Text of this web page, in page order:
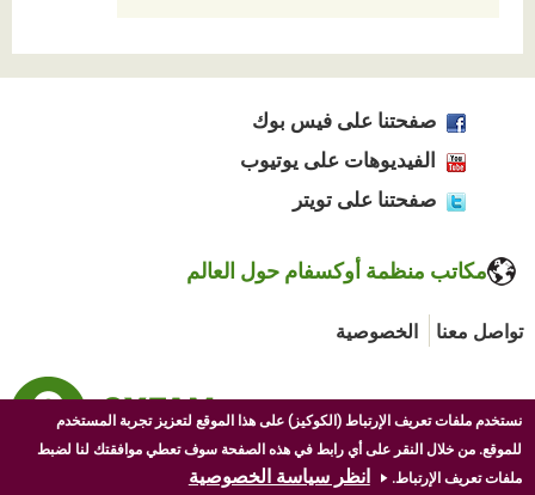
صفحتنا على فيس بوك
الفيديوهات على يوتيوب
صفحتنا على تويتر
مكاتب منظمة أوكسفام حول العالم
تواصل معنا الخصوصية
نستخدم ملفات تعريف الإرتباط (الكوكيز) على هذا الموقع لتعزيز تجربة المستخدم
للموقع. من خلال النقر على أي رابط في هذه الصفحة سوف تعطي موافقتك لنا لضبط
ملفات تعريف الإرتباط.
انظر سياسة الخصوصية